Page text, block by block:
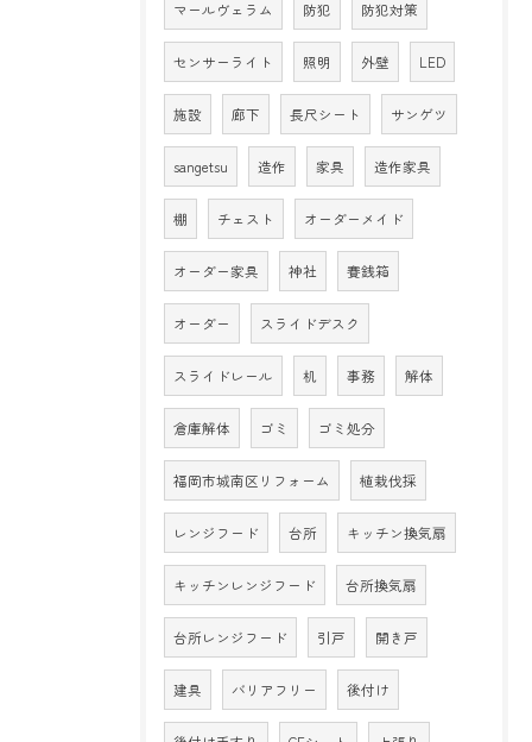
マールヴェラム 防犯 防犯対策
センサーライト 照明 外壁 LED
施設 廊下 長尺シート サンゲツ
sangetsu 造作 家具 造作家具
棚 チェスト オーダーメイド
オーダー家具 神社 賽銭箱
オーダー スライドデスク
スライドレール 机 事務 解体
倉庫解体 ゴミ ゴミ処分
福岡市城南区リフォーム 植栽伐採
レンジフード 台所 キッチン換気扇
キッチンレンジフード 台所換気扇
台所レンジフード 引戸 開き戸
建具 バリアフリー 後付け